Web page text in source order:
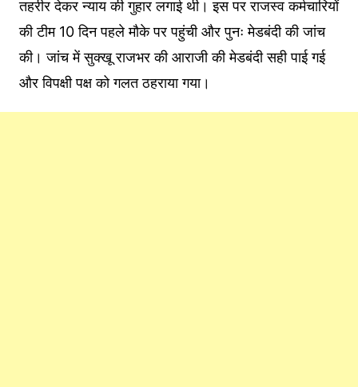
तहरीर देकर न्याय की गुहार लगाई थी। इस पर राजस्व कर्मचारियों
की टीम 10 दिन पहले मौके पर पहुंची और पुनः मेडबंदी की जांच
की। जांच में सुक्खू राजभर की आराजी की मेडबंदी सही पाई गई
और विपक्षी पक्ष को गलत ठहराया गया।